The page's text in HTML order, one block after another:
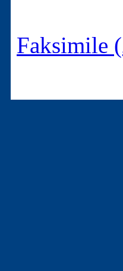
Faksimile